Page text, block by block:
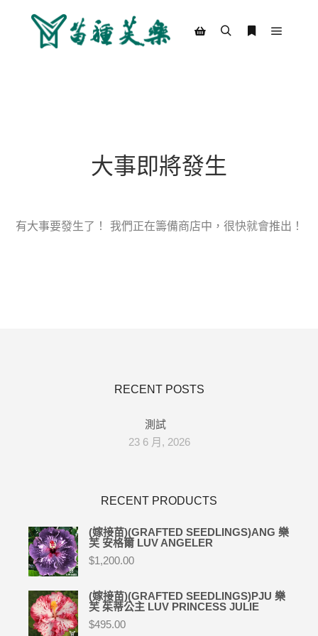
大事即將發生
有大事要發生了！ 我們正在籌備商店中，很快就會推出！
RECENT POSTS
測試
23 6 月, 2026
RECENT PRODUCTS
(嫁接苗)(GRAFTED SEEDLINGS)ANG 樂
芙 安格爾 LUV ANGELER
$1,200.00
(嫁接苗)(GRAFTED SEEDLINGS)PJU 樂
芙 茱蒂公主 LUV PRINCESS JULIE
$495.00